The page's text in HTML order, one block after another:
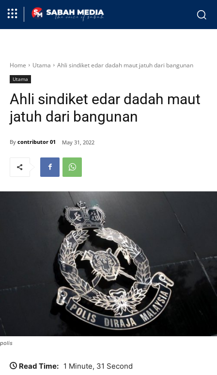
Home Utama Ahli sindiket edar dadah maut jatuh dari bangunan
Utama
Ahli sindiket edar dadah maut
jatuh dari bangunan
By contributor 01 May 31, 2022
polis
Read Time: 1 Minute, 31 Second